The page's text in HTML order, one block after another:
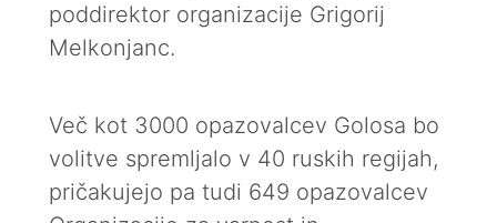
poddirektor organizacije Grigorij
Melkonjanc.
Več kot 3000 opazovalcev Golosa bo
volitve spremljalo v 40 ruskih regijah,
pričakujejo pa tudi 649 opazovalcev